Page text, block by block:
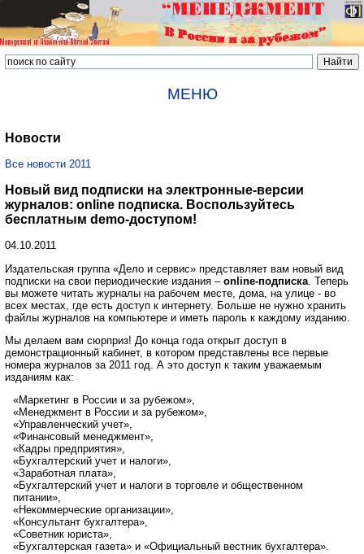
МЕНЮ
Новости
Все новости 2011
Новый вид подписки на электронные-версии
журналов: online подписка. Воспользуйтесь
бесплатным demo-доступом!
04.10.2011
Издательская группа «Дело и сервис» представляет вам новый вид
подписки на свои периодические издания – online-подписка . Теперь
вы можете читать журналы на рабочем месте, дома, на улице - во
всех местах, где есть доступ к интернету. Больше не нужно хранить
файлы журналов на компьютере и иметь пароль к каждому изданию.
Мы делаем вам сюрприз! До конца года открыт доступ в
демонстрационный кабинет, в котором представлены все первые
номера журналов за 2011 год. А это доступ к таким уважаемым
изданиям как:
«Маркетинг в России и за рубежом»,
«Менеджмент в России и за рубежом»,
«Управленческий учет»,
«Финансовый менеджмент»,
«Кадры предприятия»,
«Бухгалтерский учет и налоги»,
«Заработная плата»,
«Бухгалтерский учет и налоги в торговле и общественном
питании»,
«Некоммерческие организации»,
«Консультант бухгалтера»,
«Советник юриста»,
«Бухгалтерская газета» и «Официальный вестник бухгалтера».